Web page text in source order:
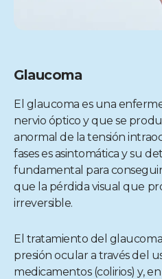
Glaucoma
El glaucoma es una
nervio óptico y que se
anormal de la tensión
fases es asintomática y su
fundamental para
que la pérdida visual que
irreversible.
El tratamiento del
presión ocular a través del
medicamentos (colirios) y,